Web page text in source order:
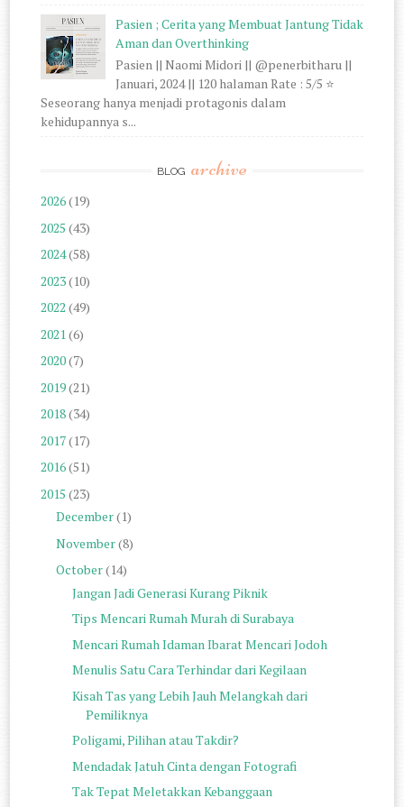
Pasien ; Cerita yang Membuat Jantung Tidak
Aman dan Overthinking
Pasien || Naomi Midori || @penerbitharu ||
Januari, 2024 || 120 halaman Rate : 5/5 ⭐
Seseorang hanya menjadi protagonis dalam
kehidupannya s...
BLOG archive
2026(19)
2025 (43)
2024(58)
2023(10)
2022 (49)
2021 (6)
2020(7)
2019(21)
2018(34)
2017(17)
2016(51)
2015 (23)
December(1)
November(8)
October(14)
Jangan Jadi Generasi Kurang Piknik
Tips Mencari Rumah Murah di Surabaya
Mencari Rumah Idaman Ibarat Mencari Jodoh
Menulis Satu Cara Terhindar dari Kegilaan
Kisah Tas yang Lebih Jauh Melangkah dari
Pemiliknya
Poligami, Pilihan atau Takdir?
Mendadak Jatuh Cinta dengan Fotografi
Tak Tepat Meletakkan Kebanggaan